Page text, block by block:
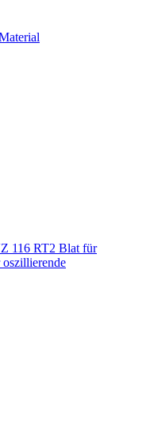
116 RT2 Blat für